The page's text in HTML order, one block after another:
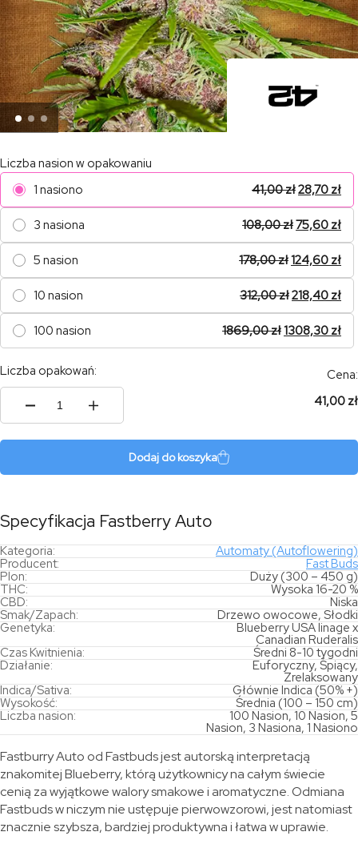
Liczba nasion w opakowaniu
1 nasiono
41,00zł28,70 zł
3 nasiona 108,00zł75,60 zł
5 nasion 178,00zł124,60 zł
10 nasion 312,00zł218,40 zł
100 nasion 1869,00zł1308,30 zł
Liczba opakowań:
ilość
Cena:
41,00 zł
Dodaj do koszyka
Specyfikacja Fastberry Auto
Kategoria:
Automaty (Autoflowering)
Producent:
Fast Buds
Plon:
Duży (300 – 450 g)
THC:
Wysoka 16-20 %
CBD:
Niska
Smak/Zapach:
Drzewo owocowe, Słodki
Genetyka:
Blueberry USA linage x
Canadian Ruderalis
Czas Kwitnienia:
Średni 8-10 tygodni
Działanie:
Euforyczny, Śpiący,
Zrelaksowany
Indica/Sativa:
Głównie Indica (50% +)
Wysokość:
Średnia (100 – 150 cm)
Liczba nasion:
100 Nasion, 10 Nasion, 5
Nasion, 3 Nasiona, 1 Nasiono
Fastburry Auto od Fastbuds jest autorską interpretacją
znakomitej Blueberry, którą użytkownicy na całym świecie
cenią za wyjątkowe walory smakowe i aromatyczne. Odmiana
Fastbuds w niczym nie ustępuje pierwowzorowi, jest natomiast
znacznie szybsza, bardziej produktywna i łatwa w uprawie.